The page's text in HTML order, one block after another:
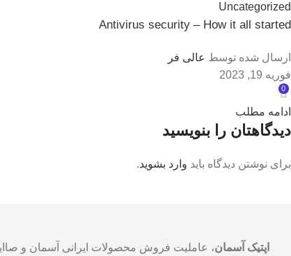
Uncategorized
Antivirus security – How it all started
ارسال شده توسط عالی فر
فوریه 19, 2023
0
ادامه مطلب
دیدگاهتان را بنویسید
برای نوشتن دیدگاه باید وارد بشوید.
اپتیک آسمان، عاملیت فروش محصولات ایرانی آسمان و